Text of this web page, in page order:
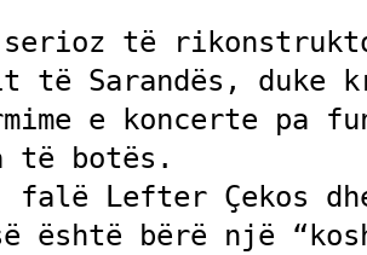
të
të Sarandës, duke
e koncerte pa
të botës.
falë Lefter Çekos
është bërë një